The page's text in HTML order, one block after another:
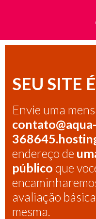
WPT
SEU SITE
Envie uma
endereço de
público que
avaliação
mesma.